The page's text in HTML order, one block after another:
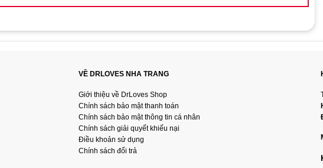
VỀ DRLOVES NHA TRANG
Giới thiệu về DrLoves Shop
Chính sách bảo mật thanh toán
Chính sách bảo mật thông tin cá nhân
Chính sách giải quyết khiếu nại
Điều khoản sử dụng
Chính sách đổi trả